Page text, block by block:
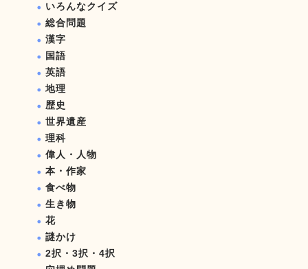
いろんなクイズ
総合問題
漢字
国語
英語
地理
歴史
世界遺産
理科
偉人・人物
本・作家
食べ物
生き物
花
謎かけ
2択・3択・4択